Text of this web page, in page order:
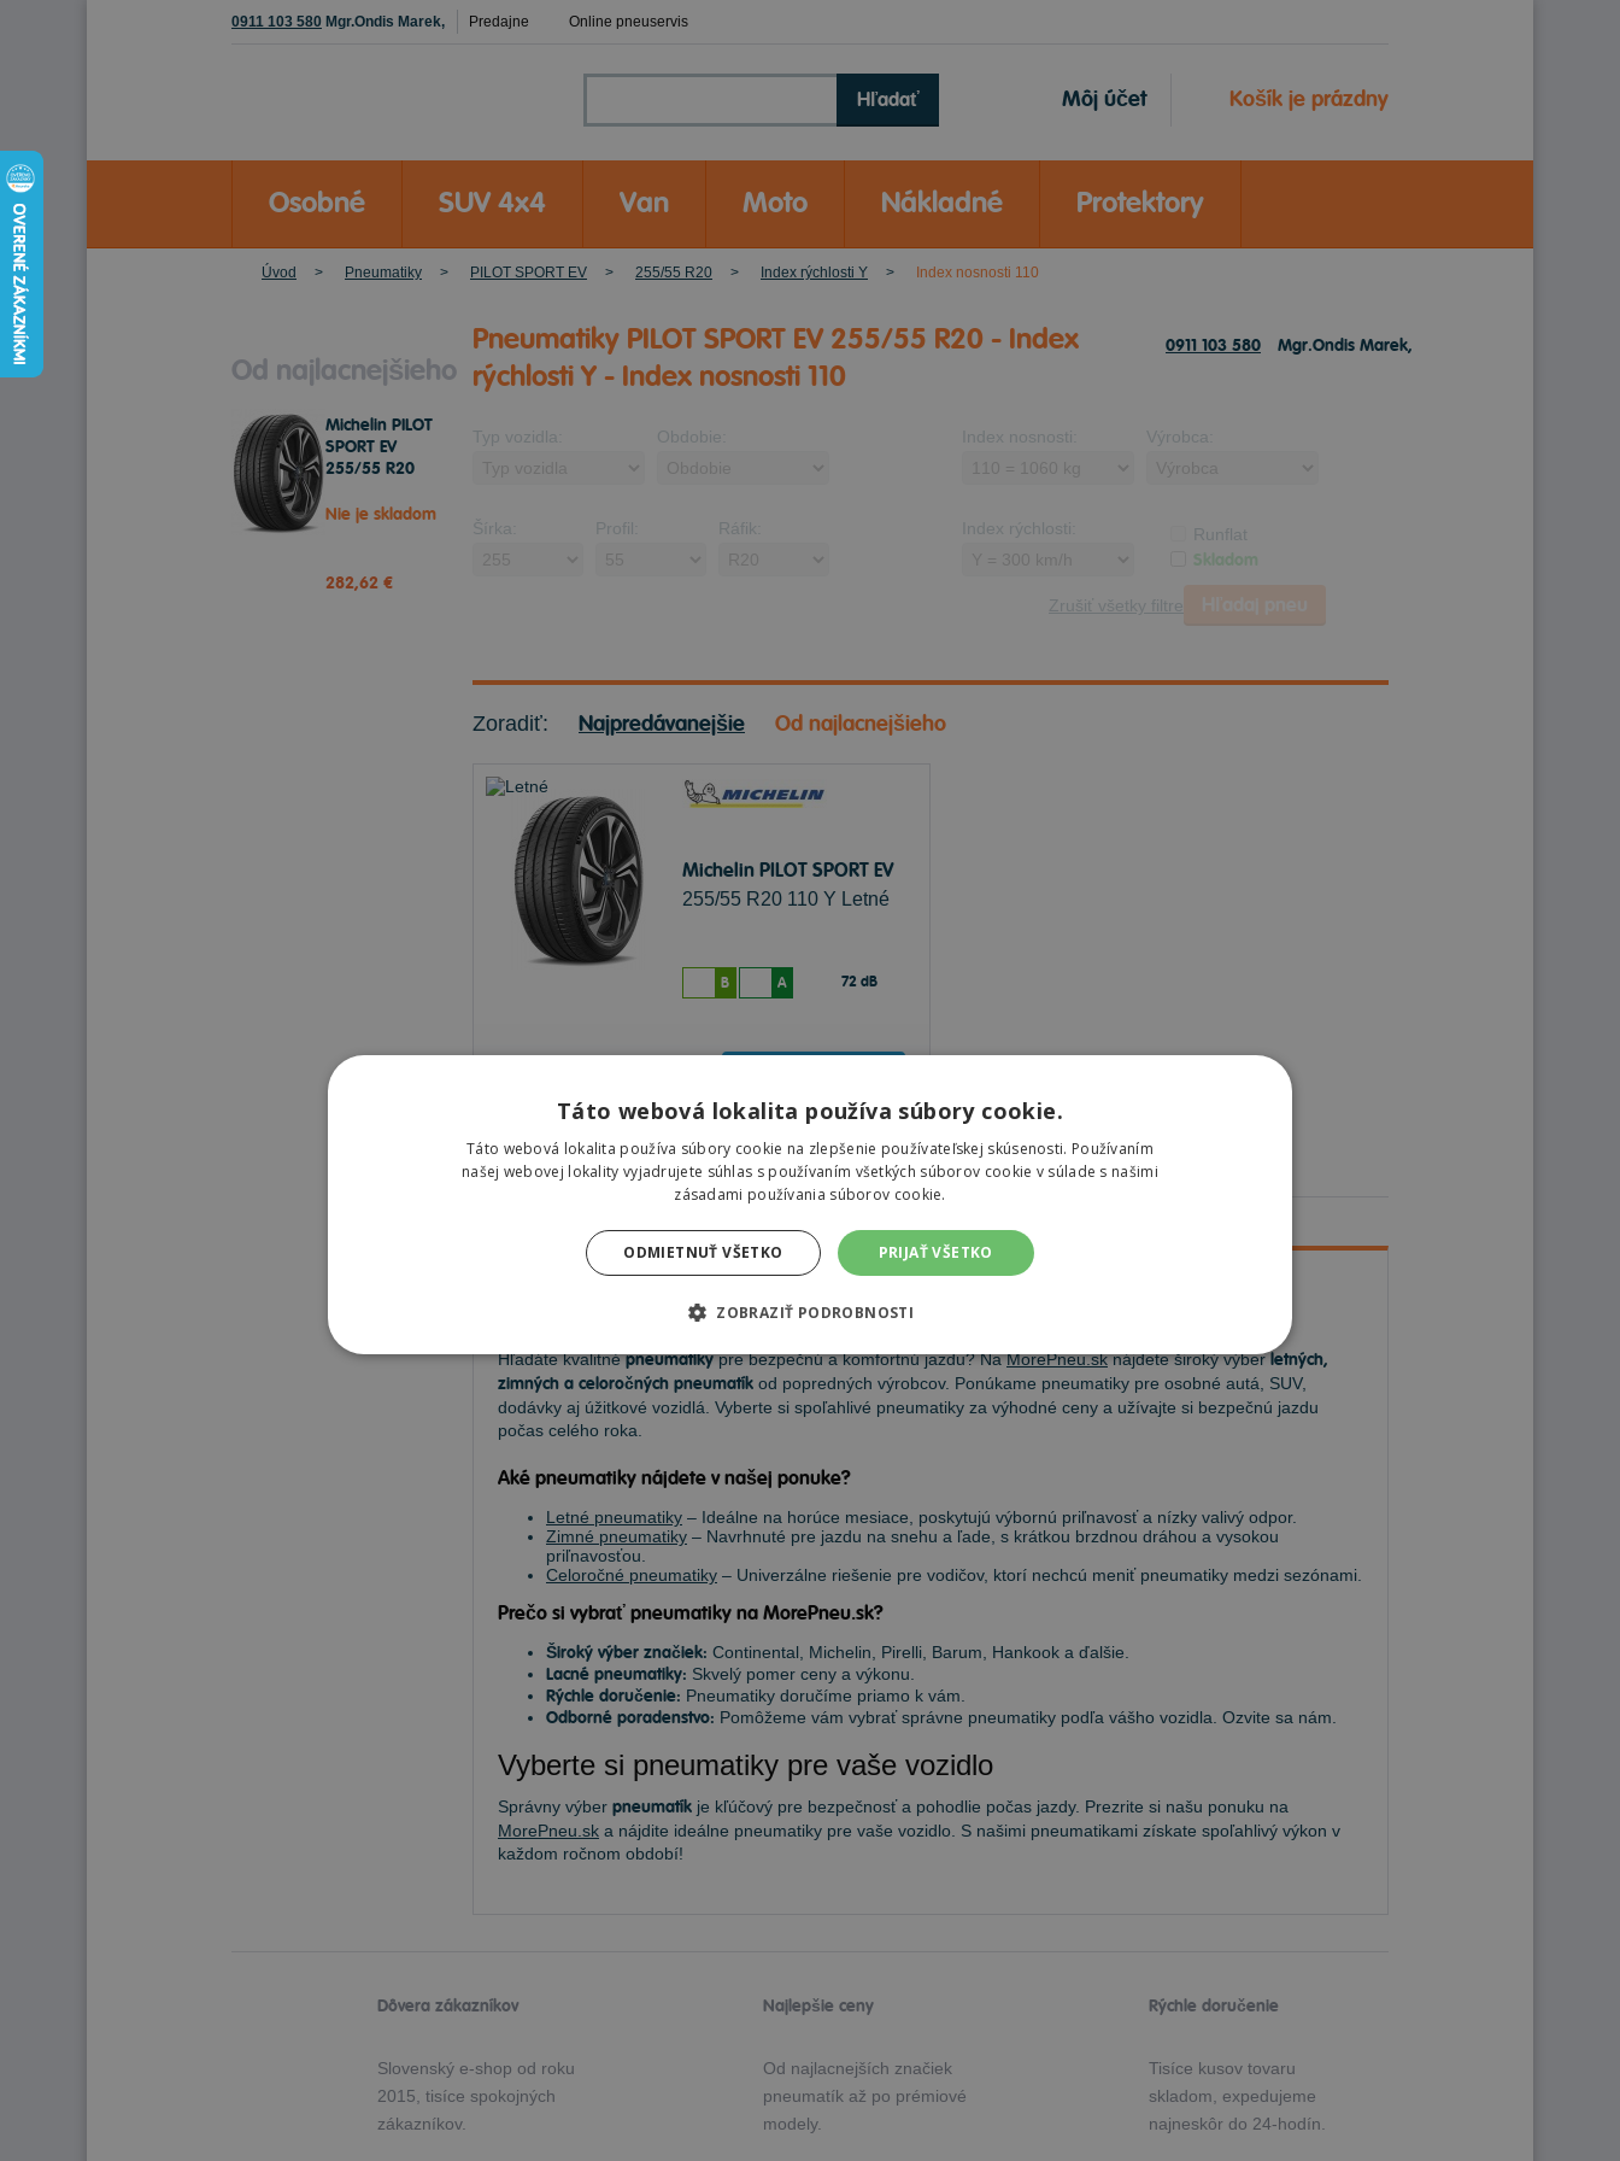
0911 103 580 Mgr.Ondis Marek, Predajne Online pneuservis
Košík je prázdny
Môj účet
Hľadať
Osobné SUV 4x4 Van Moto Nákladné Protektory
Úvod Pneumatiky PILOT SPORT EV 255/55 R20 Index rýchlosti Y Index nosnosti 110
Od najlacnejšieho
Michelin PILOT
SPORT EV
255/55 R20
Nie je skladom
282,62 €
Pneumatiky PILOT SPORT EV 255/55 R20 - Index
rýchlosti Y - Index nosnosti 110
0911 103 580 Mgr.Ondis Marek,
Typ vozidla: Obdobie: Index nosnosti: Výrobca:
Šírka: Profil: Ráfik: Index rýchlosti: Runflat
Skladom
Zrušiť všetky filtre
Zoradiť: Najpredávanejšie Od najlacnejšieho
Michelin PILOT SPORT EV
255/55 R20 110 Y Letné
B A 72 dB
282,62 €
Hľadáte kvalitnépneumatikypre bezpečnú a komfortnú jazdu? NaMorePneu.sknájdete široký výberletných,
zimných a celoročných pneumatík od popredných výrobcov. Ponúkame pneumatiky pre osobné autá, SUV,
dodávky aj úžitkové vozidlá. Vyberte si spoľahlivé pneumatiky za výhodné ceny a užívajte si bezpečnú jazdu
počas celého roka.
Aké pneumatiky nájdete v našej ponuke?
Letné pneumatiky – Ideálne na horúce mesiace, poskytujú výbornú priľnavosť a nízky valivý odpor.
Zimné pneumatiky – Navrhnuté pre jazdu na snehu a ľade, s krátkou brzdnou dráhou a vysokou
priľnavosťou.
Celoročné pneumatiky – Univerzálne riešenie pre vodičov, ktorí nechcú meniť pneumatiky medzi sezónami.
Prečo si vybrať pneumatiky na MorePneu.sk?
Široký výber značiek: Continental, Michelin, Pirelli, Barum, Hankook a ďalšie.
Lacné pneumatiky: Skvelý pomer ceny a výkonu.
Rýchle doručenie: Pneumatiky doručíme priamo k vám.
Odborné poradenstvo: Pomôžeme vám vybrať správne pneumatiky podľa vášho vozidla. Ozvite sa nám.
Vyberte si pneumatiky pre vaše vozidlo
Správny výber pneumatík je kľúčový pre bezpečnosť a pohodlie počas jazdy. Prezrite si našu ponuku na
MorePneu.sk a nájdite ideálne pneumatiky pre vaše vozidlo. S našimi pneumatikami získate spoľahlivý výkon v
každom ročnom období!
Dôvera zákazníkov
Slovenský e-shop od roku
2015, tisíce spokojných
zákazníkov.
Najlepšie ceny
Od najlacnejších značiek
pneumatík až po prémiové
modely.
Rýchle doručenie
Tisíce kusov tovaru
skladom, expedujeme
najneskôr do 24-hodín.
Táto webová lokalita používa súbory cookie.
Táto webová lokalita používa súbory cookie na zlepšenie používateľskej skúsenosti. Používaním
našej webovej lokality vyjadrujete súhlas s používaním všetkých súborov cookie v súlade s našimi
zásadami používania súborov cookie.
PRIJAŤ VŠETKO
ODMIETNUŤ VŠETKO
ZOBRAZIŤ PODROBNOSTI